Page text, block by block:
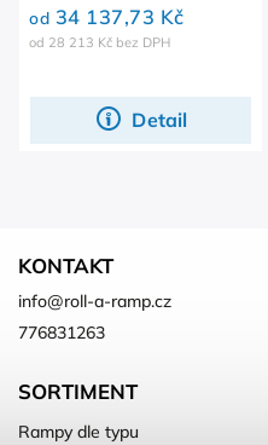
od 28 213 Kč bez DPH
od 34 137,73 Kč
Detail
KONTAKT
info@roll-a-ramp.cz
776831263
SORTIMENT
Rampy dle typu